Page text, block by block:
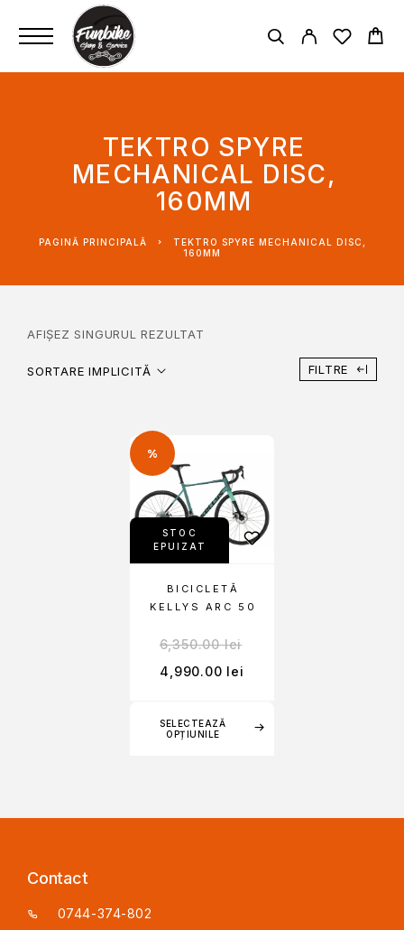
TEKTRO SPYRE
MECHANICAL DISC,
160MM
PAGINĂ PRINCIPALĂ
TEKTRO SPYRE MECHANICAL DISC,
160MM
AFIȘEZ SINGURUL REZULTAT
SORTARE IMPLICITĂ FILTRE
%
STOC
EPUIZAT
SELECTEAZĂ
OPȚIUNILE
BICICLETĂ
KELLYS ARC 50
6,350.00lei
4,990.00 lei
Contact
0744-374-802